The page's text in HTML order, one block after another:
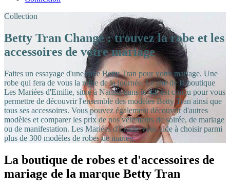
Collection
Betty Tran Changé : trouvez la robe et les
accessoires de votre mariage
Faites un essayage d'une robe Betty Tran pour votre mariage. Une
robe qui fera de vous la reine de la journée. Le site de la boutique
Les Mariées d'Emilie, situé à Nantes dans le 44, est conçu pour vous
permettre de découvrir l'ensemble des modèles Betty Tran ainsi que
tous ses accessoires. Vous pouvez également découvrir d'autres
modèles et comparer les prix de nos vêtements de soirée, de mariage
ou de manifestation. Les Mariées d'Emilie vous aide à choisir parmi
plus de 300 modèles de robes de mariée.
La boutique de robes et d'accessoires de
mariage de la marque Betty Tran